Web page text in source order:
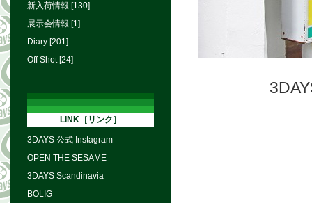
新入荷情報 [130]
展示会情報 [1]
Diary [201]
Off Shot [24]
LINK［リンク］
3DAYS 公式 Instagram
OPEN THE SESAME
3DAYS Scandinavia
BOLIG